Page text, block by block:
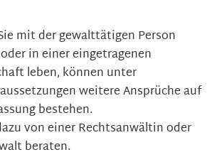
mit der gewalttätigen Person
in einer eingetragenen
leben, können unter
weitere Ansprüche auf
bestehen.
von einer Rechtsanwältin oder
beraten.